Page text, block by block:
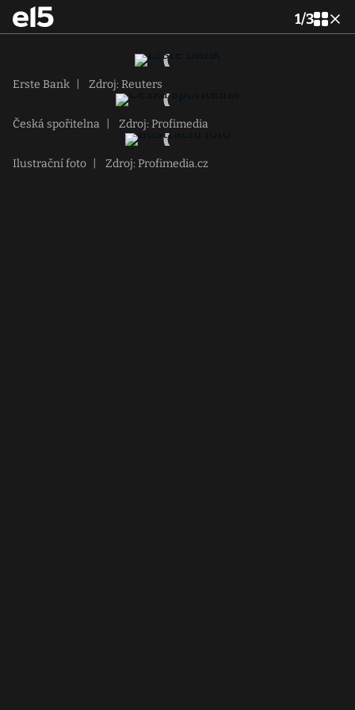
1/3
Erste Bank Zdroj: Reuters
Česká spořitelna Zdroj: Profimedia
Ilustrační foto Zdroj: Profimedia.cz